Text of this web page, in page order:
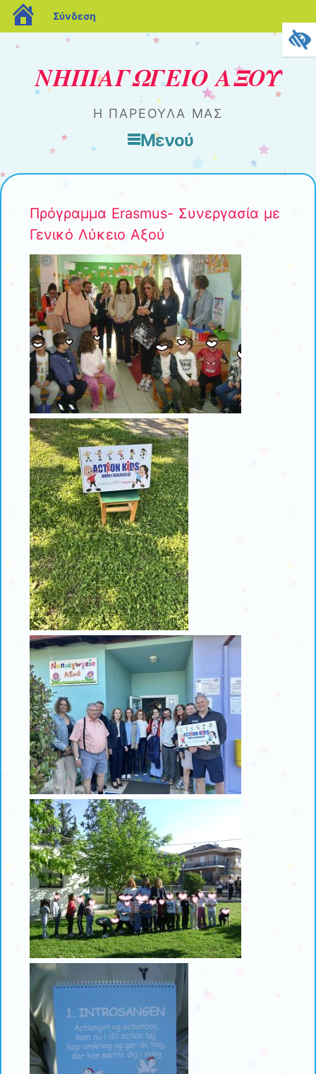
blogs.sch.gr
Σύνδεση
ΝΗΠΙΑΓΩΓΕΙΟ ΑΞΟΥ
Η ΠΑΡΕΟΥΛΑ ΜΑΣ
Μενού
Πρόγραμμα Erasmus- Συνεργασία με
Γενικό Λύκειο Αξού